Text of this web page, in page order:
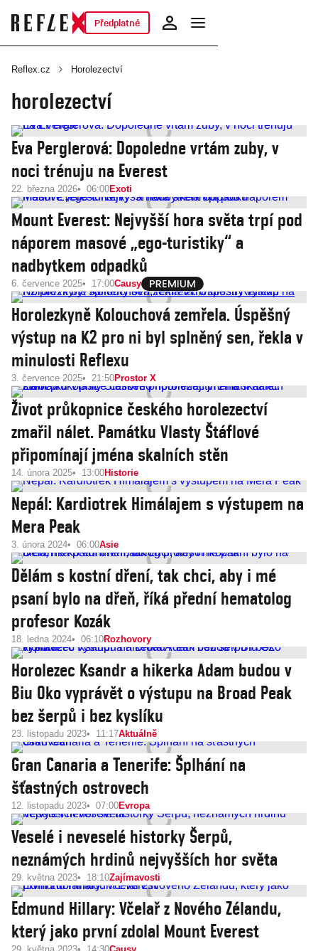
Předplatné
Reflex.cz Horolezectví
horolezectví
Eva Perglerová: Dopoledne vrtám zuby, v
noci trénuju na Everest
22. března 2026 06:00Exoti
Mount Everest: Nejvyšší hora světa trpí pod
náporem masové „ego-turistiky“ a
nadbytkem odpadků
6. července 2025 17:00Causy
Horolezkyně Kolouchová zemřela. Úspěšný
výstup na K2 pro ni byl splněný sen, řekla v
minulosti Reflexu
3. července 2025 21:50Prostor X
Život průkopnice českého horolezectví
zmařil nálet. Památku Vlasty Štáflové
připomínají jména skalních stěn
14. února 2025 13:00Historie
Nepál: Kardiotrek Himálajem s výstupem na
Mera Peak
3. února 2024 06:00Asie
Dělám s kostní dření, tak chci, aby i mé
psaní bylo na dřeň, říká přední hematolog
profesor Kozák
18. ledna 2024 06:10Rozhovory
Horolezec Ksandr a hikerka Adam budou v
Biu Oko vyprávět o výstupu na Broad Peak
bez šerpů i bez kyslíku
23. listopadu 2023 11:17Aktuálně
Gran Canaria a Tenerife: Šplhání na
šťastných ostrovech
12. listopadu 2023 07:00Evropa
Veselé i neveselé historky Šerpů,
neznámých hrdinů nejvyšších hor světa
29. května 2023 18:10Zajímavosti
Edmund Hillary: Včelař z Nového Zélandu,
který jako první zdolal Mount Everest